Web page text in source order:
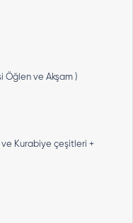
Öğlen ve Akşam )
Kurabiye çeşitleri +